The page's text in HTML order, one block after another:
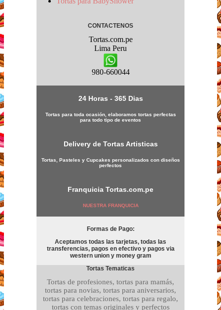
CONTACTENOS
Tortas.com.pe
Lima Peru
980-660044
24 Horas - 365 Dias
Tortas para toda ocasión, elaboramos tortas perfectas
para todo tipo de eventos
Delivery de Tortas Artisticas
Tortas, Pasteles y Cupcakes personalizados con diseños
perfectos
Franquicia Tortas.com.pe
NUESTRA FRANQUICIA
Formas de Pago:
Aceptamos todas las tarjetas, todas las
transferencias, pagos en efectivo y pagos via
western union y money gram
Tortas Tematicas
Tortas de profesiones, tortas para mamás,
tortas para novias, tortas para aniversarios,
tortas para celebraciones, tortas para regalo,
tortas con temas originales y perfectos